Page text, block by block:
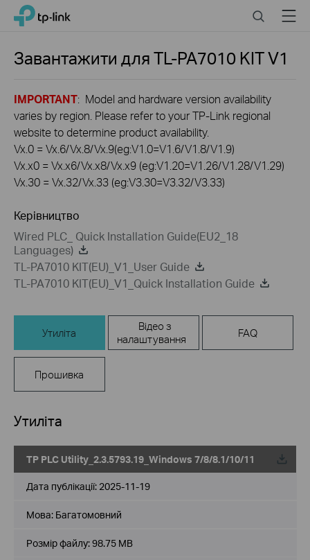
Click
navigation
TP-Link, Reliably Smart SearchMenu
Завантажити дляTL-PA7010 KITV1
IMPORTANT: Model and hardware version availability
varies by region. Please refer to your TP-Link regional
website to determine product availability.
Vx.0 = Vx.6/Vx.8/Vx.9(eg:V1.0=V1.6/V1.8/V1.9)
Vx.x0 = Vx.x6/Vx.x8/Vx.x9 (eg:V1.20=V1.26/V1.28/V1.29)
Vx.30 = Vx.32/Vx.33 (eg:V3.30=V3.32/V3.33)
Керівництво
Wired PLC_ Quick Installation Guide(EU2_18
Languages)
TL-PA7010 KIT(EU)_V1_User Guide
TL-PA7010 KIT(EU)_V1_Quick Installation Guide
Утиліта
Відео з
налаштування
FAQ
Прошивка
Утиліта
TP PLC Utility_2.3.5793.19_Windows 7/8/8.1/10/11
Дата публікації: 2025-11-19
Мова: Багатомовний
Розмір файлу:98.75 MB